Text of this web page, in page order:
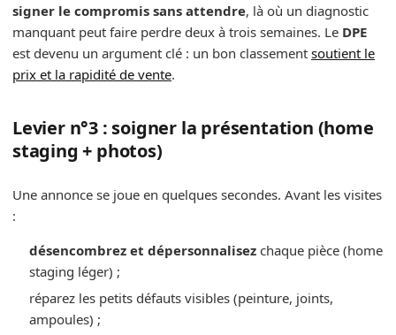
signer le compromis sans attendre, là où un diagnostic
manquant peut faire perdre deux à trois semaines. Le DPE
est devenu un argument clé : un bon classement soutient le
prix et la rapidité de vente.
Levier n°3 : soigner la présentation (home
staging + photos)
Une annonce se joue en quelques secondes. Avant les visites
:
désencombrez et dépersonnalisezchaque pièce (home
staging léger) ;
réparez les petits défauts visibles (peinture, joints,
ampoules) ;